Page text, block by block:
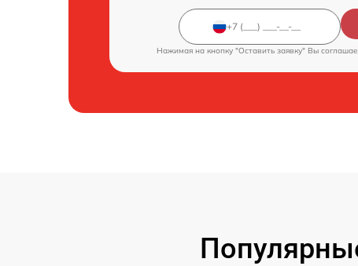
Нажимая на кнопку "Оставить заявку" Вы